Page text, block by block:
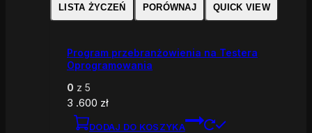
LISTA ŻYCZEŃ PORÓWNAJ QUICK VIEW
Program przebranżowienia na Testera
Oprogramowania
0 z 5
3 .600 zł
DODAJ DO KOSZYKA